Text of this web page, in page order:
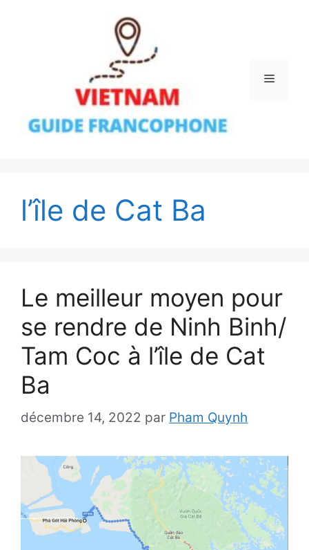
Menu
l’île de Cat Ba
Le meilleur moyen pour
se rendre de Ninh Binh/
Tam Coc à l’île de Cat
Ba
décembre 14, 2022 par Pham Quynh